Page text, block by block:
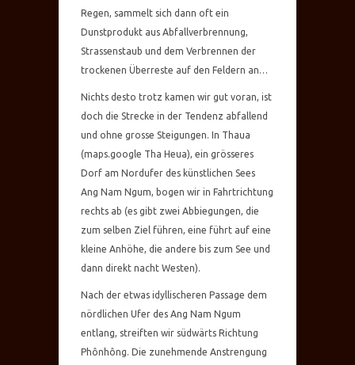
Regen, sammelt sich dann oft ein
Dunstprodukt aus Abfallverbrennung,
Strassenstaub und dem Verbrennen der
trockenen Überreste auf den Feldern an…
Nichts desto trotz kamen wir gut voran, ist
doch die Strecke in der Tendenz abfallend
und ohne grosse Steigungen. In Thaua
(maps.google Tha Heua), ein grösseres
Dorf am Nordufer des künstlichen Sees
Ang Nam Ngum, bogen wir in Fahrtrichtung
rechts ab (es gibt zwei Abbiegungen, die
zum selben Ziel führen, eine führt auf eine
kleine Anhöhe, die andere bis zum See und
dann direkt nacht Westen).
Nach der etwas idyllischeren Passage dem
nördlichen Ufer des Ang Nam Ngum
entlang, streiften wir südwärts Richtung
Phônhông. Die zunehmende Anstrengung